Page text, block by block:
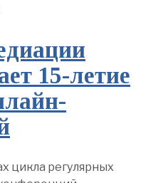
15-летие
цикла регулярных